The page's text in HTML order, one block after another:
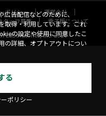
ポリシー
運営会社
タッフ募集
電子版について
Laboratories, Inc. 2026
告配信などのために、
取得・利用しています。これ
の設定や使用に同意したこ
の詳細、オプトアウトについ
る
ポリシー